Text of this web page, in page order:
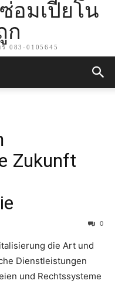
อมเปียโน
ก
083-0105645
Zukunft
0
die Art und
Dienstleistungen
und Rechtssysteme